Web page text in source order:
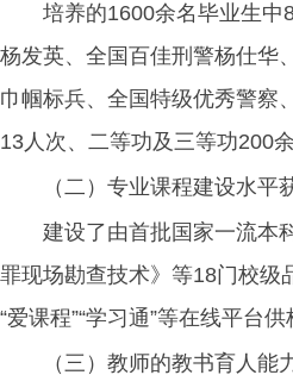
培养的1600余名毕业生
杨发英、全国百佳刑警杨仕华
巾帼标兵、全国特级优秀警察
13人次、二等功及三等功200
（二）专业课程建设水平
建设了由首批国家一流本
罪现场勘查技术》等18门校级
“爱课程”“学习通”等在线平台供
（三）教师的教书育人能